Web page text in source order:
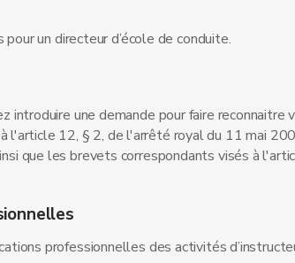
un directeur d’école de conduite.
une demande pour faire reconnaitre
l'article 12, § 2, de l'arrêté royal du 11 mai
que les brevets correspondants visés à
professionnelles des activités